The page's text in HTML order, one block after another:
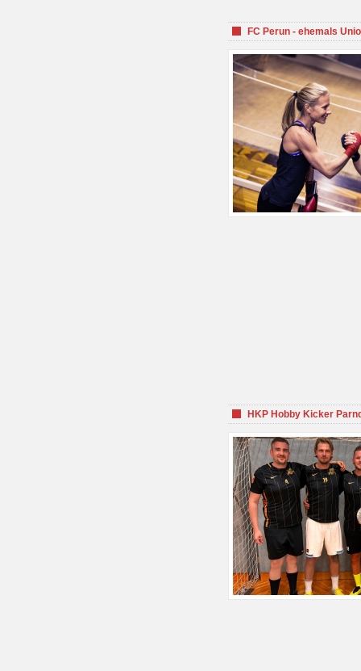
FC Perun - ehemals
HKP Hobby Kicker